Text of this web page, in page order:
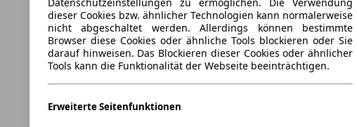
dieser Cookies bzw. ähnlicher Technologien kann normalerweise
nicht abgeschaltet werden. Allerdings können bestimmte
Browser diese Cookies oder ähnliche Tools blockieren oder Sie
darauf hinweisen. Das Blockieren dieser Cookies oder ähnlicher
Tools kann die Funktionalität der Webseite beeinträchtigen.
Erweiterte Seitenfunktionen